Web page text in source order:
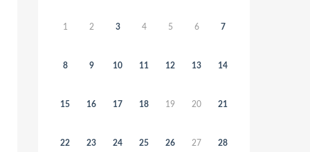
1 2 3 4 5 6 7
8 9 10 11 12 13 14
15 16 17 18 19 20 21
22 23 24 25 26 27 28